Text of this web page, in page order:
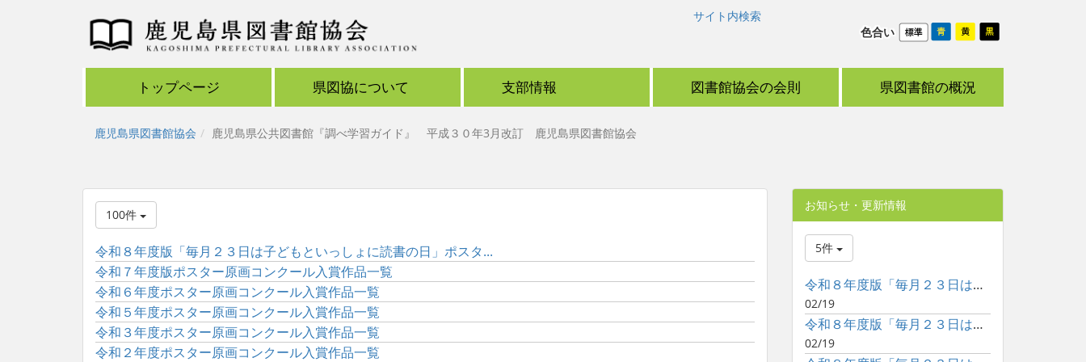
色合い
サイト内検索
トップページ 県図協について 支部情報 図書館協会の会則 県図書館の概況
鹿児島県図書館協会 鹿児島県公共図書館『調べ学習ガイド』 平成３０年3月改訂 鹿児島県図書館協会
100件
令和８年度版「毎月２３日は子どもといっしょに読書の日」ポスタ...
令和７年度版ポスター原画コンクール入賞作品一覧
令和６年度ポスター原画コンクール入賞作品一覧
令和５年度ポスター原画コンクール入賞作品一覧
令和３年度ポスター原画コンクール入賞作品一覧
令和２年度ポスター原画コンクール入賞作品一覧
お知らせ・更新情報
5件
令和８年度版「毎月２３日は子どもといっしょに読書の日」ポスタ...
02/19
令和８年度版「毎月２３日は子どもといっしょに読書の日」ポスタ...
02/19